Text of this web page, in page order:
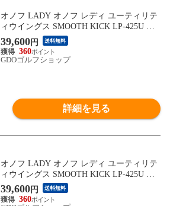
オノフ LADY オノフ レディ ユーティリテ
ィウイングス SMOOTH KICK LP-425U ホ
ワイト シャフト：SMOOTH KICK LP-425U
ホワイト A U6 27° 38.5inch レディス
39,600円 送料無料
360
GDOゴルフショップ
詳細を見る
オノフ LADY オノフ レディ ユーティリテ
ィウイングス SMOOTH KICK LP-425U ホ
ワイト シャフト：SMOOTH KICK LP-425U
ホワイト L U6 27° 38inch レディス
39,600円 送料無料
360